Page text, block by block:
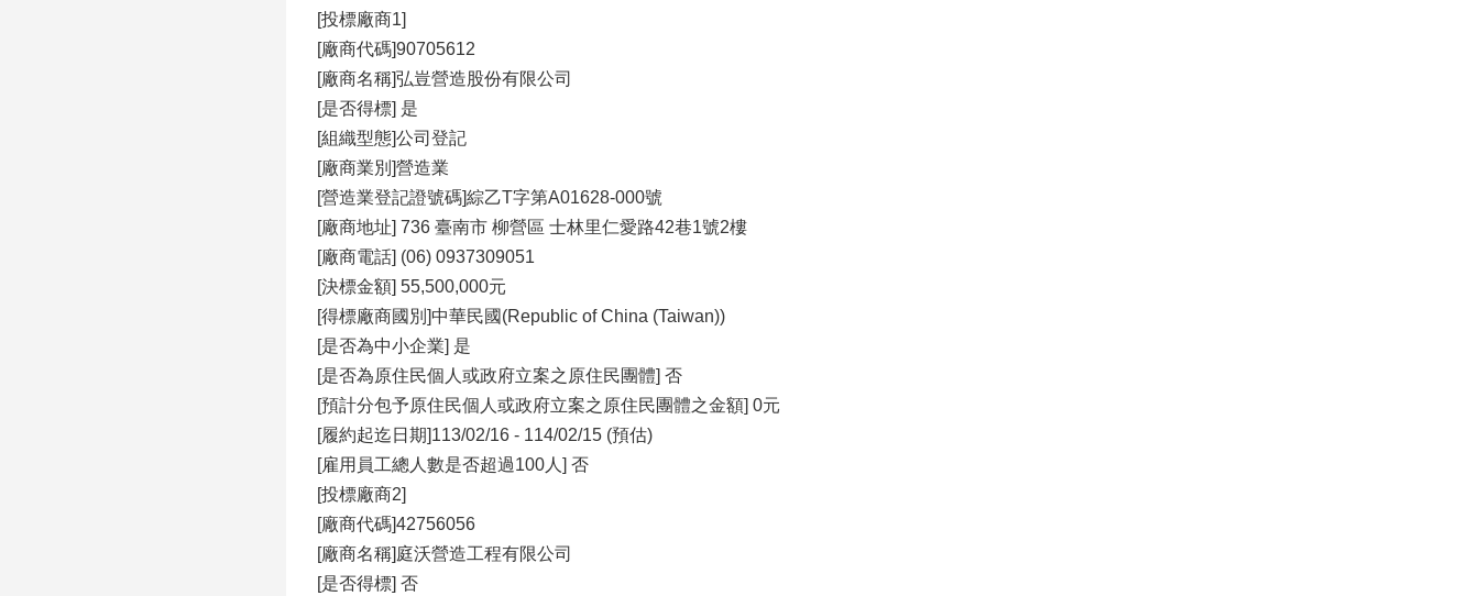
[投標廠商1]
[廠商代碼]90705612
[廠商名稱]弘豈營造股份有限公司
[是否得標] 是
[組織型態]公司登記
[廠商業別]營造業
[營造業登記證號碼]綜乙T字第A01628-000號
[廠商地址] 736 臺南市 柳營區 士林里仁愛路42巷1號2樓
[廠商電話] (06) 0937309051
[決標金額] 55,500,000元
[得標廠商國別]中華民國(Republic of China (Taiwan))
[是否為中小企業] 是
[是否為原住民個人或政府立案之原住民團體] 否
[預計分包予原住民個人或政府立案之原住民團體之金額] 0元
[履約起迄日期]113/02/16 - 114/02/15 (預估)
[雇用員工總人數是否超過100人] 否
[投標廠商2]
[廠商代碼]42756056
[廠商名稱]庭沃營造工程有限公司
[是否得標] 否